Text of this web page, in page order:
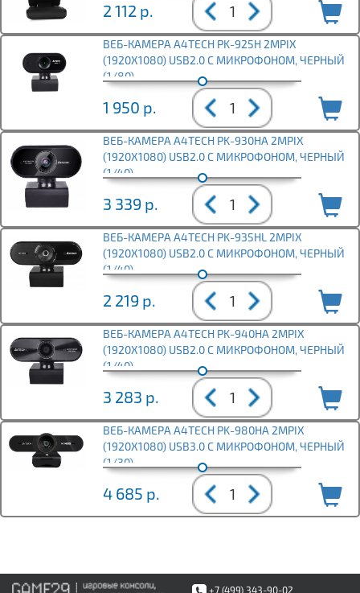
2 112 р.
ВЕБ-КАМЕРА A4TECH PK-925H 2MPIX
(1920X1080) USB2.0 С МИКРОФОНОМ, ЧЕРНЫЙ
(1/80)
1 950 р.
ВЕБ-КАМЕРА A4TECH PK-930HA 2MPIX
(1920X1080) USB2.0 С МИКРОФОНОМ, ЧЕРНЫЙ
(1/40)
3 339 р.
ВЕБ-КАМЕРА A4TECH PK-935HL 2MPIX
(1920X1080) USB2.0 С МИКРОФОНОМ, ЧЕРНЫЙ
(1/40)
2 219 р.
ВЕБ-КАМЕРА A4TECH PK-940HA 2MPIX
(1920X1080) USB2.0 С МИКРОФОНОМ, ЧЕРНЫЙ
(1/40)
3 283 р.
ВЕБ-КАМЕРА A4TECH PK-980HA 2MPIX
(1920X1080) USB3.0 С МИКРОФОНОМ, ЧЕРНЫЙ
(1/30)
4 685 р.
+7 (499) 343-90-02